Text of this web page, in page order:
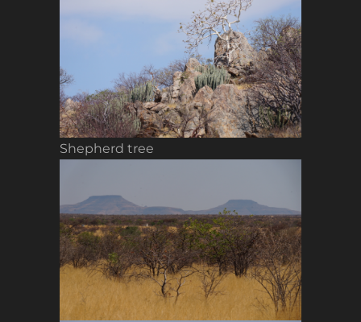
Shepherd tree